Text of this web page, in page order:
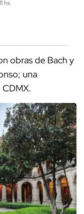
hs
obras de Bach y
una